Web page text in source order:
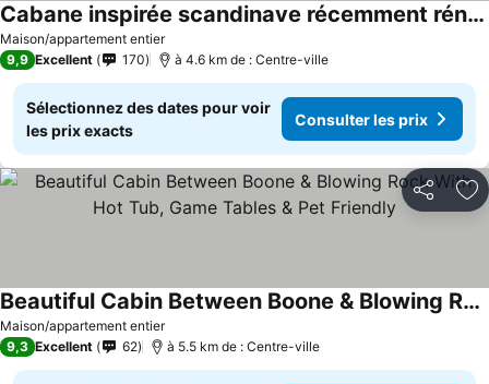
Maison/appartement entier
Cabane inspirée scandinave récemment rénovée dans Blowing Rock
Consulter les prix
9,9 Excellent 170 à 4.6 km de : Centre-ville
Sélectionnez des dates pour voir
les prix exacts
Consulter les prix
Partager
Maison/appartement entier
Beautiful Cabin Between Boone & Blowing Rock With Hot Tub, Game Tables & Pet Friendly
Consulter les prix
9,3 Excellent 62 à 5.5 km de : Centre-ville